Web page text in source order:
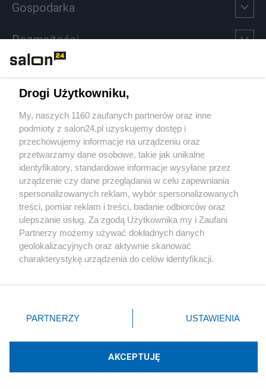
Gospodarka
Rozmaitości
Sport
Społeczeństwo
Kultura
X Facebook Instagram Youtube
Technologię dostarcza:W3media.pl
Drogi Użytkowniku,
My, naszych 1160 zaufanych partnerów oraz inne
podmioty z salon24.pl uzyskujemy dostęp i
przechowujemy informacje na urządzeniu oraz
przetwarzamy dane osobowe, takie jak unikalne
identyfikatory, standardowe informacje wysyłane przez
urządzenie czy dane przeglądania w celu zapewniania
spersonalizowanych reklam, wybór spersonalizowanych
treści, pomiar reklam i treści, badanie odbiorców oraz
ulepszanie usług. Za zgodą Użytkownika my i Zaufani
Partnerzy możemy używać dokładnych danych
geolokalizacyjnych oraz aktywnie skanować
charakterystykę urządzenia do celów identyfikacji.
zmienić/wycofać klikając przycisk ustawień prywatności
znajdujący się w lewym dolnym rogu strony
rodzaje przetwarzania danych nie wymagają zgody
użytkownika, ale masz prawo sprzeciwić się takiemu
PARTNERZY USTAWIENIA
AKCEPTUJĘ